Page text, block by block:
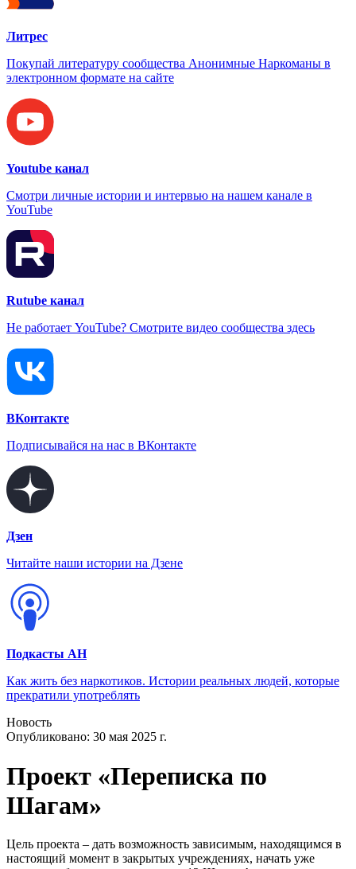
Литрес
Покупай литературу сообщества Анонимные Наркоманы в
электронном формате на сайте
Youtube канал
Смотри личные истории и интервью на нашем канале в
YouTube
Rutube канал
Не работает YouTube? Смотрите видео сообщества здесь
ВКонтакте
Подписывайся на нас в ВКонтакте
Дзен
Читайте наши истории на Дзене
Подкасты АН
Как жить без наркотиков. Истории реальных людей, которые
прекратили употреблять
Новость
Опубликовано: 30 мая 2025 г.
Проект «Переписка по
Шагам»
Цель проекта – дать возможность зависимым, находящимся в
настоящий момент в закрытых учреждениях, начать уже